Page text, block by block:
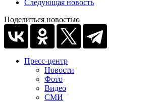
Следующая новость
Поделиться новостью
Пресс-центр
Новости
Фото
Видео
СМИ